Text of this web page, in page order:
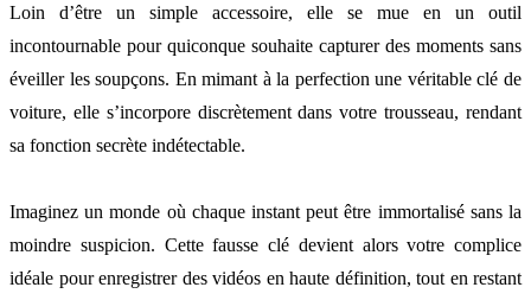
Loin d’être un simple accessoire, elle se mue en un outil
incontournable pour quiconque souhaite capturer des moments sans
éveiller les soupçons. En mimant à la perfection une véritable clé de
voiture, elle s’incorpore discrètement dans votre trousseau, rendant
sa fonction secrète indétectable.
Imaginez un monde où chaque instant peut être immortalisé sans la
moindre suspicion. Cette fausse clé devient alors votre complice
idéale pour enregistrer des vidéos en haute définition, tout en restant